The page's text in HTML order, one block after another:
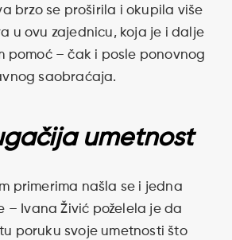
brzo se proširila i okupila više
u ovu zajednicu, koja je i dalje
pomoć – čak i posle ponovnog
saobraćaja.
umetnost
primerima našla se i jedna
– Ivana Živić poželela je da
poruku svoje umetnosti što